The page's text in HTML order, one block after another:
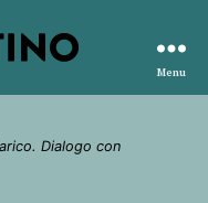
Menu
Dialogo con